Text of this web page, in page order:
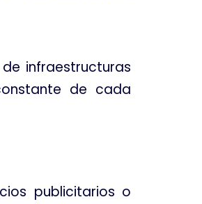
infraestructuras
de cada
publicitarios o